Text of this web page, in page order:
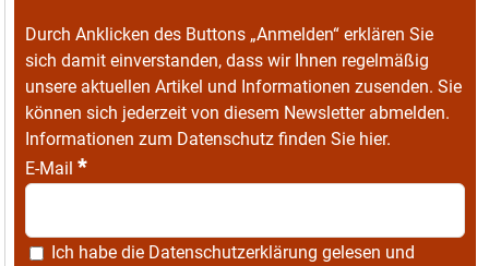
Durch Anklicken des Buttons „Anmelden“ erklären Sie
sich damit einverstanden, dass wir Ihnen regelmäßig
unsere aktuellen Artikel und Informationen zusenden. Sie
können sich jederzeit von diesem Newsletter abmelden.
Informationen zum Datenschutz finden Sie hier.
E-Mail *
Ich habe die Datenschutzerklärung gelesen und